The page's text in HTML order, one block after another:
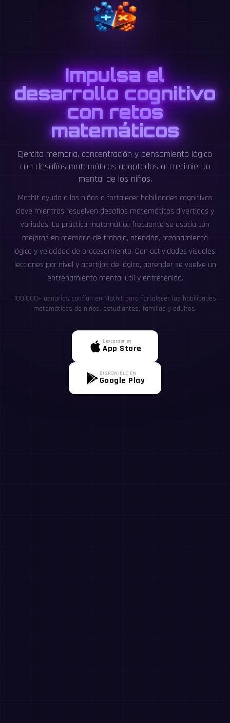
Impulsa el
desarrollo cognitivo
con retos
matemáticos
Ejercita memoria, concentración y pensamiento lógico
con desafíos matemáticos adaptados al crecimiento
mental de los niños.
MathIt ayuda a los niños a fortalecer habilidades cognitivas
clave mientras resuelven desafíos matemáticos divertidos y
variados. La práctica matemática frecuente se asocia con
mejoras en memoria de trabajo, atención, razonamiento
lógico y velocidad de procesamiento. Con actividades visuales,
lecciones por nivel y acertijos de lógica, aprender se vuelve un
entrenamiento mental útil y entretenido.
100,000+ usuarios confían en MathIt para fortalecer las habilidades
matemáticas de niños, estudiantes, familias y adultos.
Descargar en
App Store
DISPONIBLE EN
Google Play